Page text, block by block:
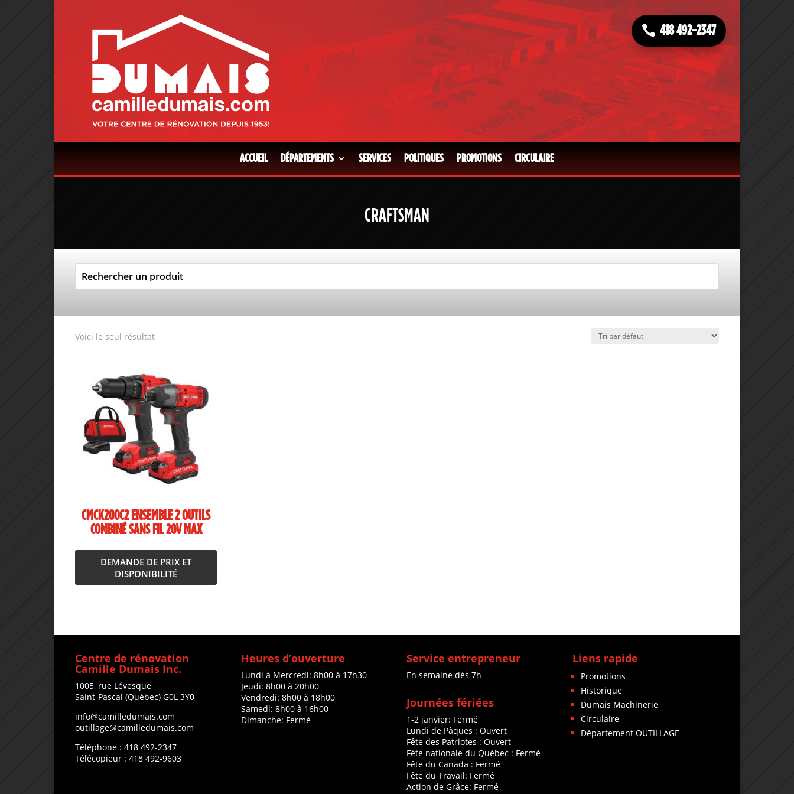
418 492-2347
ACCUEIL DÉPARTEMENTS SERVICES POLITIQUES PROMOTIONS CIRCULAIRE
CRAFTSMAN
Voici le seul résultat
CMCK200C2 ENSEMBLE 2 OUTILS
COMBINÉ SANS FIL 20V MAX
DEMANDE DE PRIX ET
DISPONIBILITÉ
Centre de rénovation
Camille Dumais Inc.
1005, rue Lévesque
Saint-Pascal (Québec) G0L 3Y0
info@camilledumais.com
outillage@camilledumais.com
Téléphone : 418 492-2347
Télécopieur : 418 492-9603
Heures d’ouverture
Lundi à Mercredi: 8h00 à 17h30
Jeudi: 8h00 à 20h00
Vendredi: 8h00 à 18h00
Samedi: 8h00 à 16h00
Dimanche: Fermé
Service entrepreneur
En semaine dès 7h
Journées fériées
1-2 janvier: Fermé
Lundi de Pâques : Ouvert
Fête des Patriotes : Ouvert
Fête nationale du Québec : Fermé
Fête du Canada : Fermé
Fête du Travail: Fermé
Action de Grâce: Fermé
Liens rapide
Promotions
Historique
Dumais Machinerie
Circulaire
Département OUTILLAGE